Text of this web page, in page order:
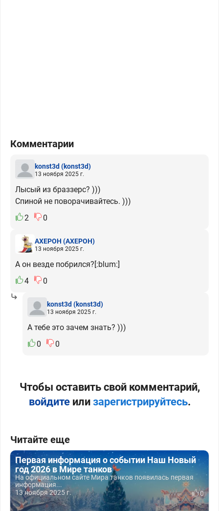
Комментарии
konst3d (konst3d)
13 ноября 2025 г.
Лысый из браззерс? )))
Спиной не поворачивайтесь. )))
2
0
АХЕРОН (АХЕРОН)
13 ноября 2025 г.
А он везде побрился?[:blum:]
4
0
konst3d (konst3d)
13 ноября 2025 г.
А тебе это зачем знать? )))
0
0
Чтобы оставить свой комментарий,
войдитеили зарегистрируйтесь.
Читайте еще
Первая информация о событии Наш Новый
год 2026 в Мире танков
На официальном сайте Мира танков появилась первая
информация...
13 ноября 2025 г.
0